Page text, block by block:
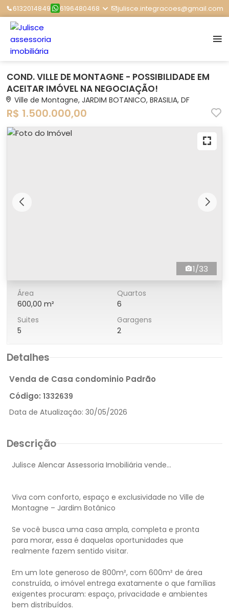
6132014849 6196480468 julisce.integracoes@gmail.com
COND. VILLE DE MONTAGNE - POSSIBILIDADE EM
ACEITAR IMÓVEL NA NEGOCIAÇÃO!
Ville de Montagne, JARDIM BOTANICO, BRASILIA, DF
R$ 1.500.000,00
1/33
Área
600,00 m²
Quartos
6
Suites
5
Garagens
2
Detalhes
Venda de Casa condominio Padrão
Código: 1332639
Data de Atualização: 30/05/2026
Descrição
Julisce Alencar Assessoria Imobiliária vende...
Viva com conforto, espaço e exclusividade no Ville de
Montagne – Jardim Botânico
Se você busca uma casa ampla, completa e pronta
para morar, essa é daquelas oportunidades que
realmente fazem sentido visitar.
Em um lote generoso de 800m², com 600m² de área
construída, o imóvel entrega exatamente o que famílias
exigentes procuram: espaço, privacidade e ambientes
bem distribuídos.